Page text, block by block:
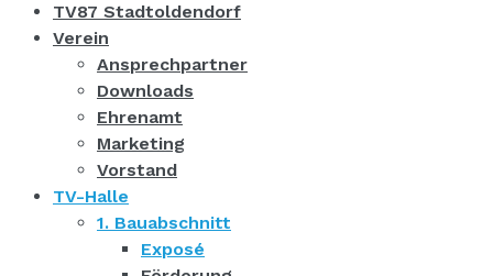
TV87 Stadtoldendorf
Verein
Ansprechpartner
Downloads
Ehrenamt
Marketing
Vorstand
TV-Halle
1. Bauabschnitt
Exposé